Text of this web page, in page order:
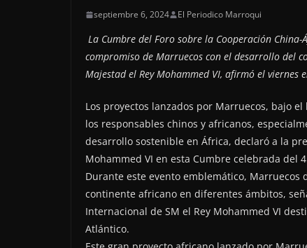
septiembre 6, 2024 El Periodico Marroqui
La Cumbre del Foro sobre la Cooperación
compromiso de Marruecos con el desarrollo del
Majestad el Rey Mohammed VI, afirmó el viernes
Los proyectos lanzados por Marruecos, bajo
los responsables chinos y africanos,
desarrollo sostenible en África, declaró a la
Mohammed VI en esta Cumbre celebrada del
Durante este evento emblemático,
continente africano en diferentes ámbitos,
Internacional de SM el Rey Mohammed VI
Atlántico.